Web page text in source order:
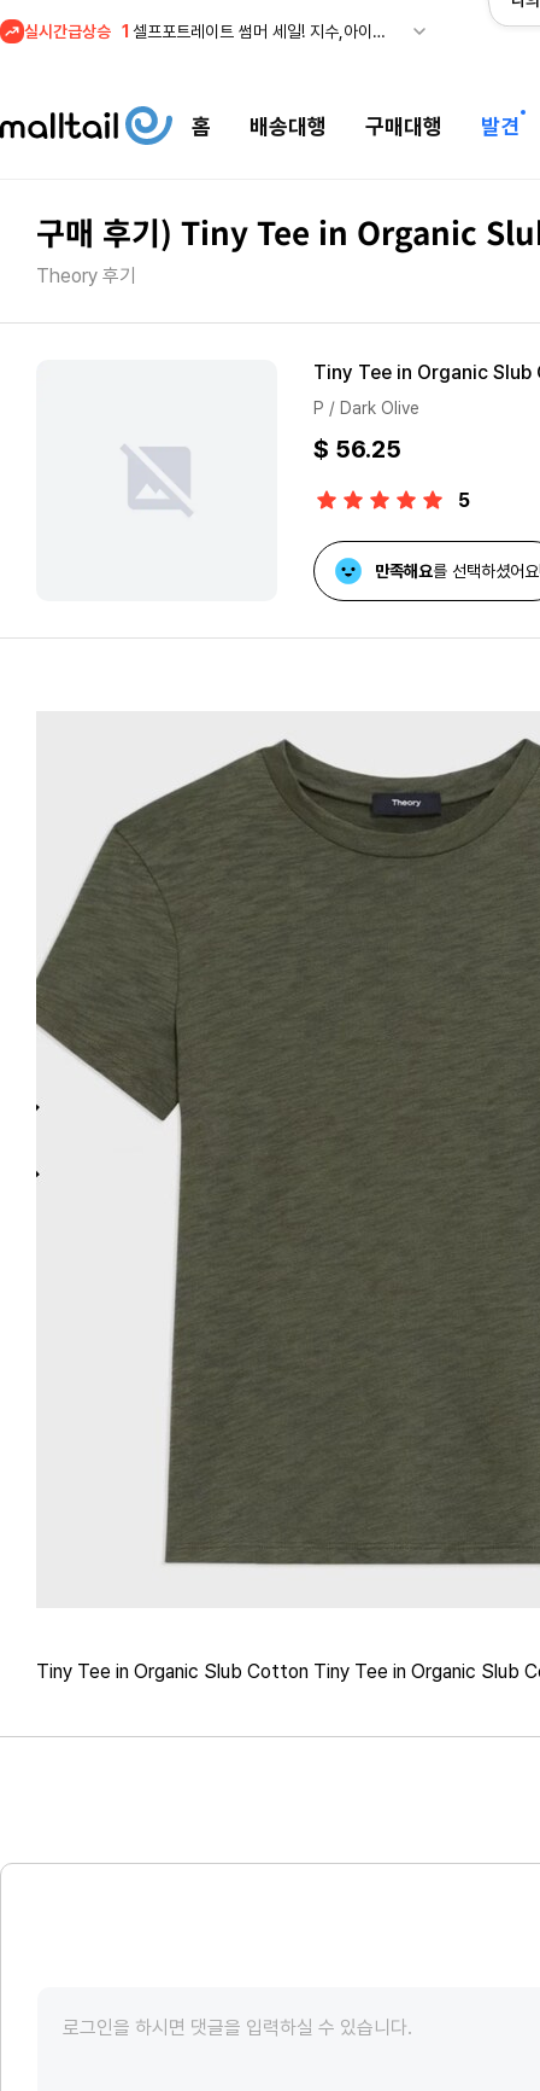
실시간급상승 1
셀프포트레이트 썸머 세일! 지수,아이유 착용 + 관세내 특가
4
프리미엄 반다이) 원피스 3주년 카드 프리오더 오픈! (인기 상품은 품절·재입고 반복)
홈 배송대행 구매대행 발견
구매 후기) Tiny Tee in Organic
Theory 후기
Tiny Tee in Organic
P / Dark Olive
$ 56.25
5
만족해요를 선택하셨어
Tiny Tee in Organic Slub Cotton Tiny Tee in Organic Slub